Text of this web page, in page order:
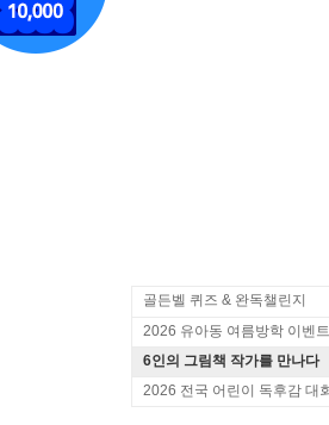
골든벨 퀴즈 & 완독챌린지
2026 유아동 여름방학 이벤트
6인의 그림책 작가를 만나다
2026 전국 어린이 독후감 대회